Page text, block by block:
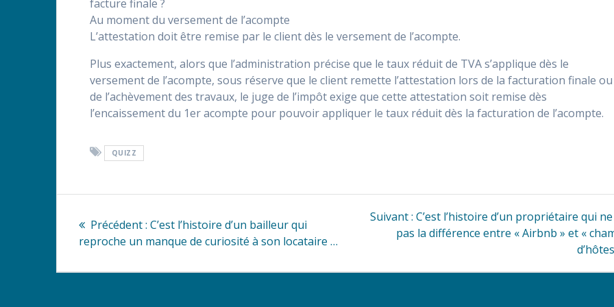
facture finale ?
Au moment du versement de l’acompte
L’attestation doit être remise par le client dès le versement de l’acompte.
Plus exactement, alors que l’administration précise que le taux réduit de TVA s’applique dès le
versement de l’acompte, sous réserve que le client remette l’attestation lors de la facturation finale ou
de l’achèvement des travaux, le juge de l’impôt exige que cette attestation soit remise dès
l’encaissement du 1er acompte pour pouvoir appliquer le taux réduit dès la facturation de l’acompte.
QUIZZ
de
l’article
Précédent : Article
précédent
C’est l’histoire d’un bailleur qui
reproche un manque de curiosité à son locataire …
Suivant : Article
suivant
C’est l’histoire d’un propriétaire qui
pas la différence entre « Airbnb » et «